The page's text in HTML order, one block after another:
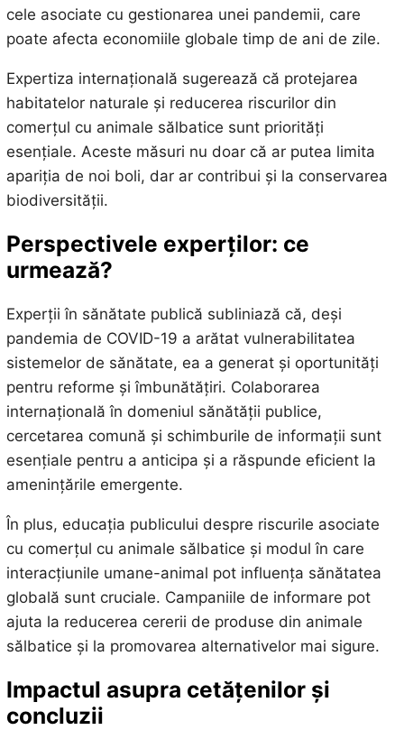
cele asociate cu gestionarea unei pandemii, care
poate afecta economiile globale timp de ani de zile.
Expertiza internațională sugerează că protejarea
habitatelor naturale și reducerea riscurilor din
comerțul cu animale sălbatice sunt priorități
esențiale. Aceste măsuri nu doar că ar putea limita
apariția de noi boli, dar ar contribui și la conservarea
biodiversității.
Perspectivele experților: ce
urmează?
Experții în sănătate publică subliniază că, deși
pandemia de COVID-19 a arătat vulnerabilitatea
sistemelor de sănătate, ea a generat și oportunități
pentru reforme și îmbunătățiri. Colaborarea
internațională în domeniul sănătății publice,
cercetarea comună și schimburile de informații sunt
esențiale pentru a anticipa și a răspunde eficient la
amenințările emergente.
În plus, educația publicului despre riscurile asociate
cu comerțul cu animale sălbatice și modul în care
interacțiunile umane-animal pot influența sănătatea
globală sunt cruciale. Campaniile de informare pot
ajuta la reducerea cererii de produse din animale
sălbatice și la promovarea alternativelor mai sigure.
Impactul asupra cetățenilor și
concluzii